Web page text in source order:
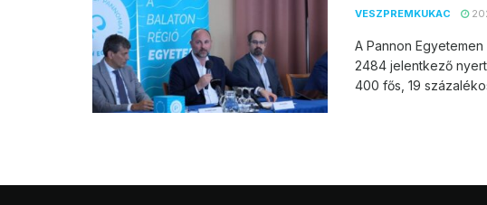
VESZPREMKUKAC
A Pannon
2484 jelentkező
400 fős, 19